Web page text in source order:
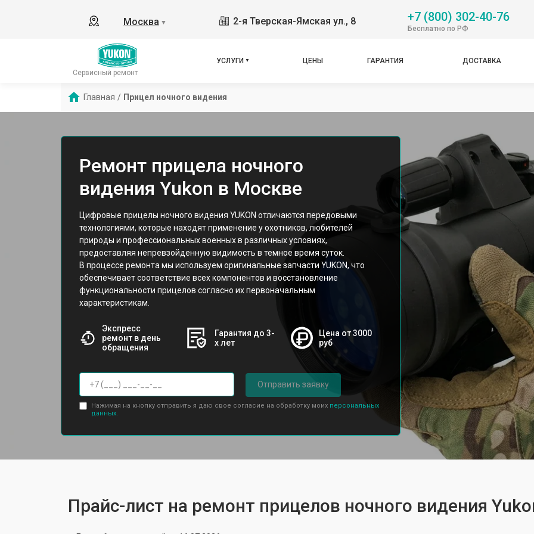
Москва ▼ 2-я Тверская-Ямская ул., 8 +7 (800) 302-40-76
Бесплатно по РФ
Сервисный ремонт
УСЛУГИ ЦЕНЫ ГАРАНТИЯ ДОСТАВКА
Главная / Прицел ночного видения
Ремонт прицела ночного
видения Yukon в Москве
Цифровые прицелы ночного видения YUKON отличаются передовыми
технологиями, которые находят применение у охотников, любителей
природы и профессиональных военных в различных условиях,
предоставляя непревзойденную видимость в темное время суток.
В процессе ремонта мы используем оригинальные запчасти YUKON, что
обеспечивает соответствие всех компонентов и восстановление
функциональности прицелов согласно их первоначальным
характеристикам.
Экспресс
ремонт в день
обращения
Гарантия до 3-
х лет
Цена от 3000
руб
Отправить заявку
Нажимая на кнопку отправить я даю свое согласие на обработку моих персональных
данных.
Прайс-лист на ремонт прицелов ночного видения